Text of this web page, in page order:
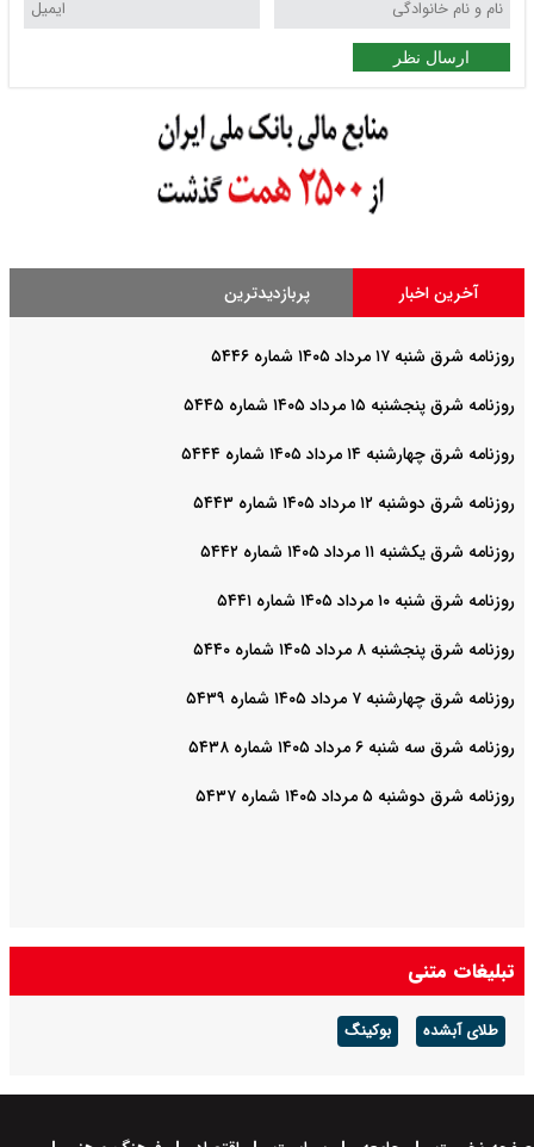
ارسال نظر
آخرین اخبار پربازدیدترین
روزنامه شرق شنبه ۱۷ مرداد ۱۴۰۵ شماره ۵۴۴۶
روزنامه شرق پنجشنبه ۱۵ مرداد ۱۴۰۵ شماره ۵۴۴۵
روزنامه شرق چهارشنبه ۱۴ مرداد ۱۴۰۵ شماره ۵۴۴۴
روزنامه شرق دوشنبه ۱۲ مرداد ۱۴۰۵ شماره ۵۴۴۳
روزنامه شرق یکشنبه ۱۱ مرداد ۱۴۰۵ شماره ۵۴۴۲
روزنامه شرق شنبه ۱۰ مرداد ۱۴۰۵ شماره ۵۴۴۱
روزنامه شرق پنجشنبه ۸ مرداد ۱۴۰۵ شماره ۵۴۴۰
روزنامه شرق چهارشنبه ۷ مرداد ۱۴۰۵ شماره ۵۴۳۹
روزنامه شرق سه شنبه ۶ مرداد ۱۴۰۵ شماره ۵۴۳۸
روزنامه شرق دوشنبه ۵ مرداد ۱۴۰۵ شماره ۵۴۳۷
تبلیغات متنی
طلای آبشده بوکینگ